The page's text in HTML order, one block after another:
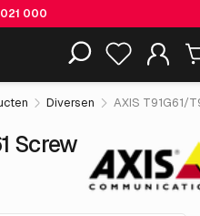
000
Kit € 37.
excl. BTW
Diversen AXIS T91G61/
Screw